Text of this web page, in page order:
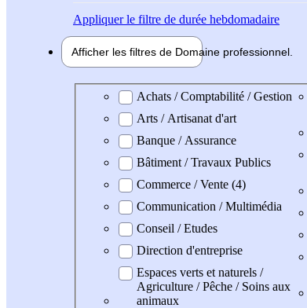
Appliquerle filtre de durée hebdomadaire
Afficher les filtres de Domaine professionnel
Domaine professionel
Achats / Comptabilité / Gestion
Arts / Artisanat d'art
Banque / Assurance
Bâtiment / Travaux Publics
Commerce / Vente (4)
Communication / Multimédia
Conseil / Etudes
Direction d'entreprise
Espaces verts et naturels /
Agriculture / Pêche / Soins aux
animaux